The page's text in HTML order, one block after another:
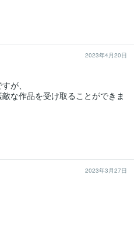
2023年4月20日
が、
な作品を受け取ることができま
2023年3月27日